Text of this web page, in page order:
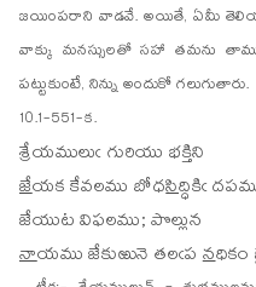
జయింపరాని వాడవే. అయితే, ఏమీ తెలియని
వాక్కు మనస్సులతో సహా తమను తాము
పట్టుకుంటే, నిన్ను అందుకో గలుగుతారు.
10.1-551-క.
శ్రేయములుఁ గురియు భక్తిని
జేయక కేవలము బోధసిద్ధికిఁ
జేయుట విఫలము; పొల్లున
నాయము జేకుఱునె తలఁపనధికం